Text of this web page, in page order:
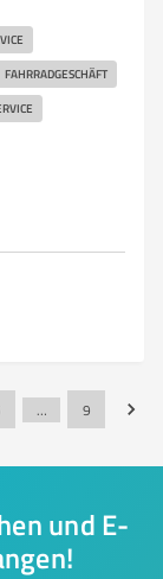
FAHRRADGESCHÄFT
… 9
und E-